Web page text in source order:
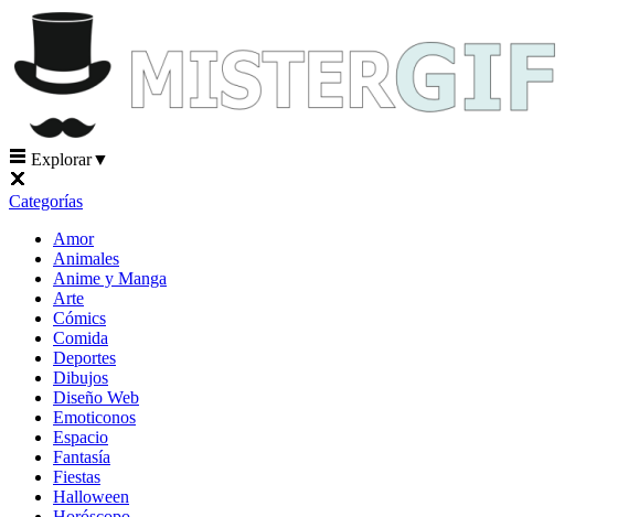
Explorar▼
Categorías
Amor
Animales
Anime y Manga
Arte
Cómics
Comida
Deportes
Dibujos
Diseño Web
Emoticonos
Espacio
Fantasía
Fiestas
Halloween